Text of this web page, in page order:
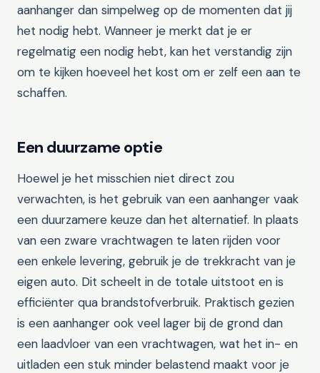
aanhanger dan simpelweg op de momenten dat jij
het nodig hebt. Wanneer je merkt dat je er
regelmatig een nodig hebt, kan het verstandig zijn
om te kijken hoeveel het kost om er zelf een aan te
schaffen.
Een duurzame optie
Hoewel je het misschien niet direct zou
verwachten, is het gebruik van een aanhanger vaak
een duurzamere keuze dan het alternatief. In plaats
van een zware vrachtwagen te laten rijden voor
een enkele levering, gebruik je de trekkracht van je
eigen auto. Dit scheelt in de totale uitstoot en is
efficiënter qua brandstofverbruik. Praktisch gezien
is een aanhanger ook veel lager bij de grond dan
een laadvloer van een vrachtwagen, wat het in- en
uitladen een stuk minder belastend maakt voor je